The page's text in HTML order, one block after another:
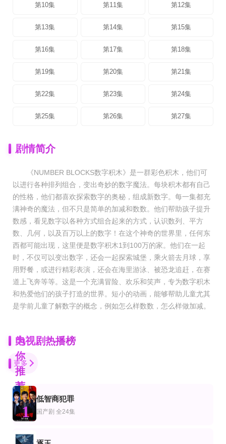
第10集 第11集 第12集
第13集 第14集 第15集
第16集 第17集 第18集
第19集 第20集 第21集
第22集 第23集 第24集
第25集 第26集 第27集
剧情简介
《NUMBER BLOCKS数字积木》是一群彩色积木，他们可
以进行各种排列组合，变出奇妙的数字魔法。每块积木都有自己
的性格，他们都喜欢探索数字的奥秘，组成新数字。每一集都充
满神奇的魔法，但不只是简单的加减和数数。他们帮助孩子提升
数感，看见数字以各种方式组合起来的方式，认识数列、平方
数、几何，以及百万以上的数字！在这个神奇的世界里，任何东
西都可能出现，这里便是数字积木1到100万的家。他们在一起
时，不仅可以变出数字，还会一起探索城堡，乘火箭去月球，享
用野餐，或进行精彩表演，还会在海里游泳、被恐龙追赶，在赛
道上飞奔等等。这是一个充满冒险、欢乐和笑声，专为数字积木
和热爱他们的孩子打造的世界。短小的动画，能够帮助儿童尤其
是学前儿童了解数字的概念，例如怎么样数数，怎么样做加减。
为
你
推
荐
全集
含辛十八载，我的婆家全是假的
全集
重生七零，守护我的小心肝妻子
全24集
了不起的女侠
完结
全集
全集
电视剧热播榜
更多
1
低智商犯罪
国产剧 全24集